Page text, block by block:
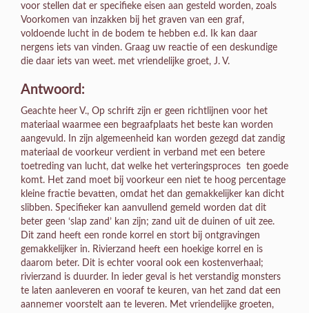
voor stellen dat er specifieke eisen aan gesteld worden, zoals
Voorkomen van inzakken bij het graven van een graf,
voldoende lucht in de bodem te hebben e.d. Ik kan daar
nergens iets van vinden. Graag uw reactie of een deskundige
die daar iets van weet. met vriendelijke groet, J. V.
Antwoord:
Geachte heer V., Op schrift zijn er geen richtlijnen voor het
materiaal waarmee een begraafplaats het beste kan worden
aangevuld. In zijn algemeenheid kan worden gezegd dat zandig
materiaal de voorkeur verdient in verband met een betere
toetreding van lucht, dat welke het verteringsproces ten goede
komt. Het zand moet bij voorkeur een niet te hoog percentage
kleine fractie bevatten, omdat het dan gemakkelijker kan dicht
slibben. Specifieker kan aanvullend gemeld worden dat dit
beter geen ‘slap zand’ kan zijn; zand uit de duinen of uit zee.
Dit zand heeft een ronde korrel en stort bij ontgravingen
gemakkelijker in. Rivierzand heeft een hoekige korrel en is
daarom beter. Dit is echter vooral ook een kostenverhaal;
rivierzand is duurder. In ieder geval is het verstandig monsters
te laten aanleveren en vooraf te keuren, van het zand dat een
aannemer voorstelt aan te leveren. Met vriendelijke groeten,